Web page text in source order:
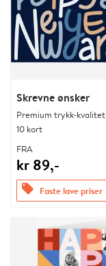
Skrevne ønsker
Premium trykk-kvalitet
10 kort
FRA
kr 89,-
offers Faste lave priser